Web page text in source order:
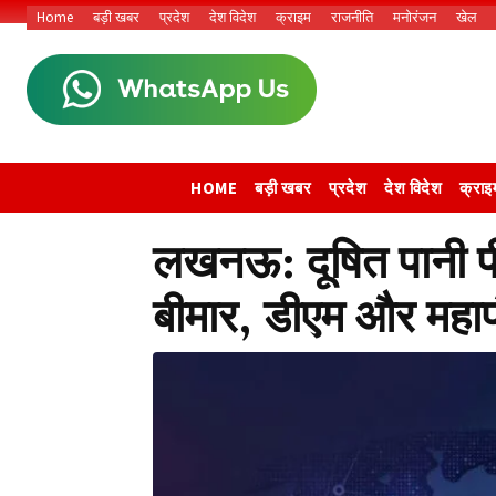
Home बड़ी खबर प्रदेश देश विदेश क्राइम राजनीति मनोरंजन खेल
HOME बड़ी खबर प्रदेश देश विदेश
लखनऊ: दूषित पानी
बीमार, डीएम और